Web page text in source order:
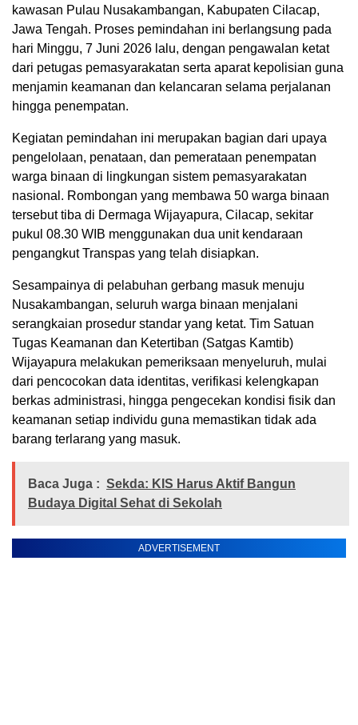
kawasan Pulau Nusakambangan, Kabupaten Cilacap,
Jawa Tengah. Proses pemindahan ini berlangsung pada
hari Minggu, 7 Juni 2026 lalu, dengan pengawalan ketat
dari petugas pemasyarakatan serta aparat kepolisian guna
menjamin keamanan dan kelancaran selama perjalanan
hingga penempatan.
Kegiatan pemindahan ini merupakan bagian dari upaya
pengelolaan, penataan, dan pemerataan penempatan
warga binaan di lingkungan sistem pemasyarakatan
nasional. Rombongan yang membawa 50 warga binaan
tersebut tiba di Dermaga Wijayapura, Cilacap, sekitar
pukul 08.30 WIB menggunakan dua unit kendaraan
pengangkut Transpas yang telah disiapkan.
Sesampainya di pelabuhan gerbang masuk menuju
Nusakambangan, seluruh warga binaan menjalani
serangkaian prosedur standar yang ketat. Tim Satuan
Tugas Keamanan dan Ketertiban (Satgas Kamtib)
Wijayapura melakukan pemeriksaan menyeluruh, mulai
dari pencocokan data identitas, verifikasi kelengkapan
berkas administrasi, hingga pengecekan kondisi fisik dan
keamanan setiap individu guna memastikan tidak ada
barang terlarang yang masuk.
Baca Juga : Sekda: KIS Harus Aktif Bangun
Budaya Digital Sehat di Sekolah
ADVERTISEMENT